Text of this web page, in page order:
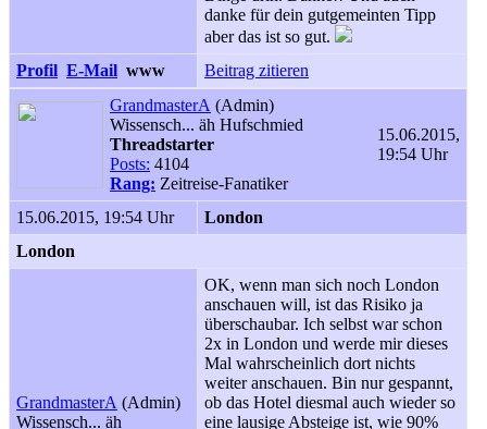
danke für dein gutgemeinten Tipp
aber das ist so gut.
Profil E-Mail www
Beitrag zitieren
GrandmasterA (Admin)
Wissensch... äh Hufschmied
Threadstarter
Posts: 4104
Rang: Zeitreise-Fanatiker
15.06.2015,
19:54 Uhr
15.06.2015, 19:54 Uhr
London
London
GrandmasterA (Admin)
Wissensch... äh
OK, wenn man sich noch London
anschauen will, ist das Risiko ja
überschaubar. Ich selbst war schon
2x in London und werde mir dieses
Mal wahrscheinlich dort nichts
weiter anschauen. Bin nur gespannt,
ob das Hotel diesmal auch wieder so
eine lausige Absteige ist, wie 90%